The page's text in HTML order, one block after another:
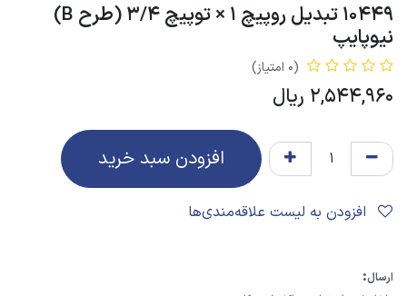
10449 تبدیل روپیچ 1 × توپیچ 3/4 (طرح B)
نیوپایپ
(0 امتیاز)
2,544,960 ریال
افزودن سبد خرید
ارسال: